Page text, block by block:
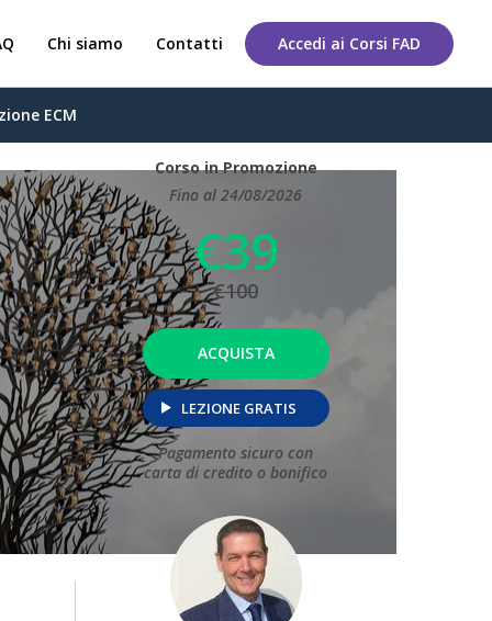
Chi siamo Contatti Accedi ai Corsi FAD
ECM
Corso in Promozione
Fino al 24/08/2026
€39
€100
ACQUISTA
LEZIONE GRATIS
Pagamento sicuro con
carta di credito o bonifico